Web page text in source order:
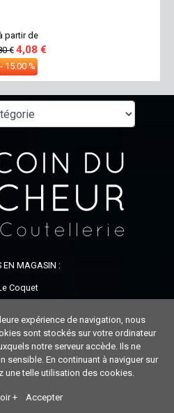
partir de
€ 4,08 €
- 15.00 %
EN MAGASIN :
Coquet
/ 14h-19h
expérience de navigation, nous
sont stockés sur votre ordinateur
notre serveur accède. Ils ne
sensible. En continuant à naviguer sur
une telle utilisation des cookies.
+ Accepter